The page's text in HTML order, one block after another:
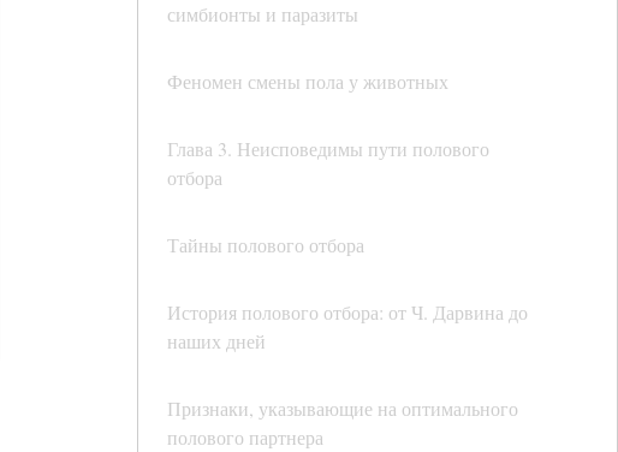
симбионты и паразиты
Феномен смены пола у животных
Глава 3. Неисповедимы пути полового
отбора
Тайны полового отбора
История полового отбора: от Ч. Дарвина до
наших дней
Признаки, указывающие на оптимального
полового партнера